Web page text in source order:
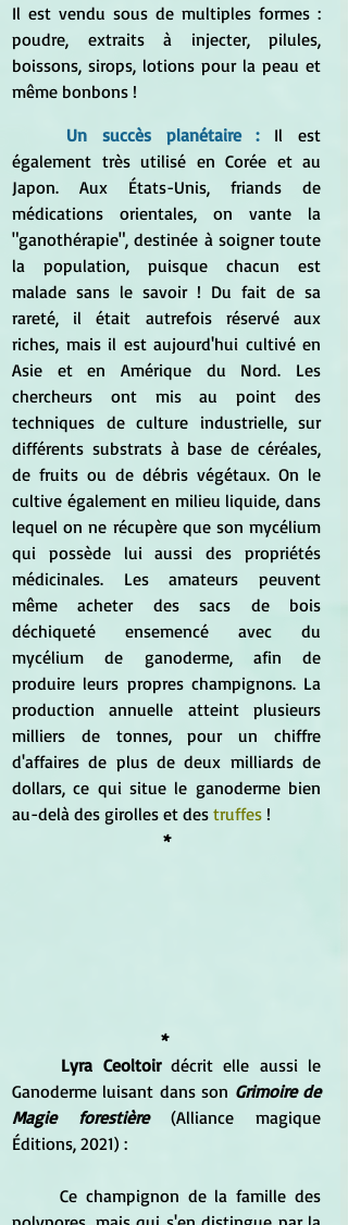
Il est vendu sous de multiples formes :
poudre, extraits à injecter, pilules,
boissons, sirops, lotions pour la peau et
même bonbons !
Un succès planétaire :
Il est
également très utilisé en Corée et au
Japon. Aux États-Unis, friands de
médications orientales, on vante la
"ganothérapie", destinée à soigner toute
la population, puisque chacun est
malade sans le savoir ! Du fait de sa
rareté, il était autrefois réservé aux
riches, mais il est aujourd'hui cultivé en
Asie et en Amérique du Nord. Les
chercheurs ont mis au point des
techniques de culture industrielle, sur
différents substrats à base de céréales,
de fruits ou de débris végétaux. On le
cultive également en milieu liquide, dans
lequel on ne récupère que son mycélium
qui possède lui aussi des propriétés
médicinales. Les amateurs peuvent
même acheter des sacs de bois
déchiqueté ensemencé avec du
mycélium de ganoderme, afin de
produire leurs propres champignons. La
production annuelle atteint plusieurs
milliers de tonnes, pour un chiffre
d'affaires de plus de deux milliards de
dollars, ce qui situe le ganoderme bien
au-delà des girolles et des truffes !
*
*
Lyra Ceoltoir décrit elle aussi le
Ganoderme luisant dans son Grimoire de
Magie forestière (Alliance magique
Éditions, 2021) :